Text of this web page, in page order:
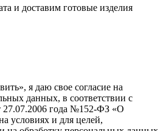
и доставим готовые изделия
я даю свое согласие на
данных, в соответствии с
27.07.2006 года №152-ФЗ «О
условиях и для целей,